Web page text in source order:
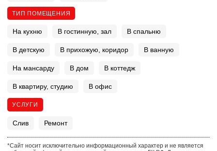
ТИП ПОМЕЩЕНИЯ
На кухню В гостинную, зал В спальню
В детскую В прихожую, коридор В ванную
На мансарду В дом В коттедж
В квартиру, студию В офис
УСЛУГИ
Слив Ремонт
*Сайт носит исключительно информационный характер и не является